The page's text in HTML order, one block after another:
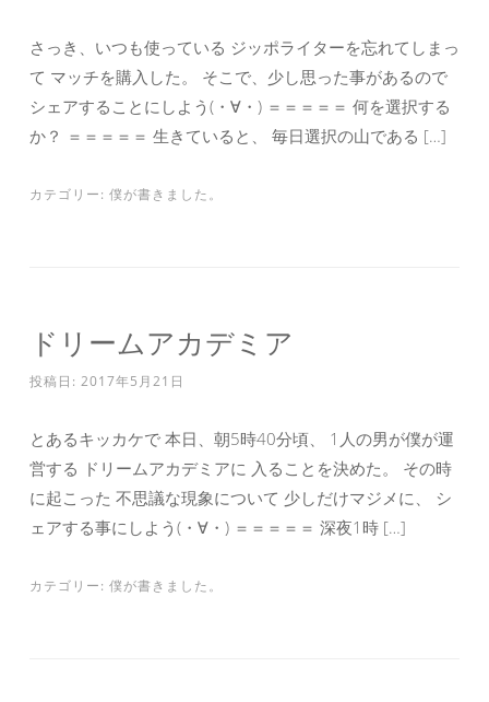
さっき、いつも使っている ジッポライターを忘れてしまっ
て マッチを購入した。 そこで、少し思った事があるので
シェアすることにしよう(・∀・) ＝＝＝＝＝ 何を選択する
か？ ＝＝＝＝＝ 生きていると、 毎日選択の山である […]
カテゴリー: 僕が書きました。
ドリームアカデミア
投稿日: 2017年5月21日
とあるキッカケで 本日、朝5時40分頃、 1人の男が僕が運
営する ドリームアカデミアに 入ることを決めた。 その時
に起こった 不思議な現象について 少しだけマジメに、 シ
ェアする事にしよう(・∀・) ＝＝＝＝＝ 深夜1時 […]
カテゴリー: 僕が書きました。